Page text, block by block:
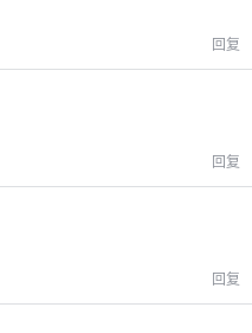
回复
回复
回复